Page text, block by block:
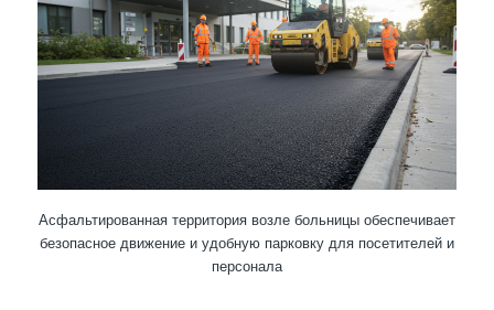
Асфальтированная территория возле больницы обеспечивает
безопасное движение и удобную парковку для посетителей и
персонала